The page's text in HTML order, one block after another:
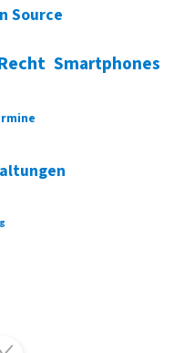
Source
Smartphones